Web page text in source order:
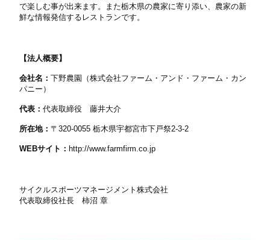
で楽しむ事が出来ます。また栃木県の農家に寄り添い、農家の新
鮮な情報発信するレストランです。
【法人概要】
会社名：下野農園（株式会社ファーム・アンド・ファーム・カン
パニー）
代表：代表取締役 藤井大介
所在地：〒320-0055 栃木県宇都宮市下戸祭2-3-2
WEBサイト： http://www.farmfirm.co.jp
サイクルスポーツマネージメント株式会社
代表取締役社長 柿沼 章